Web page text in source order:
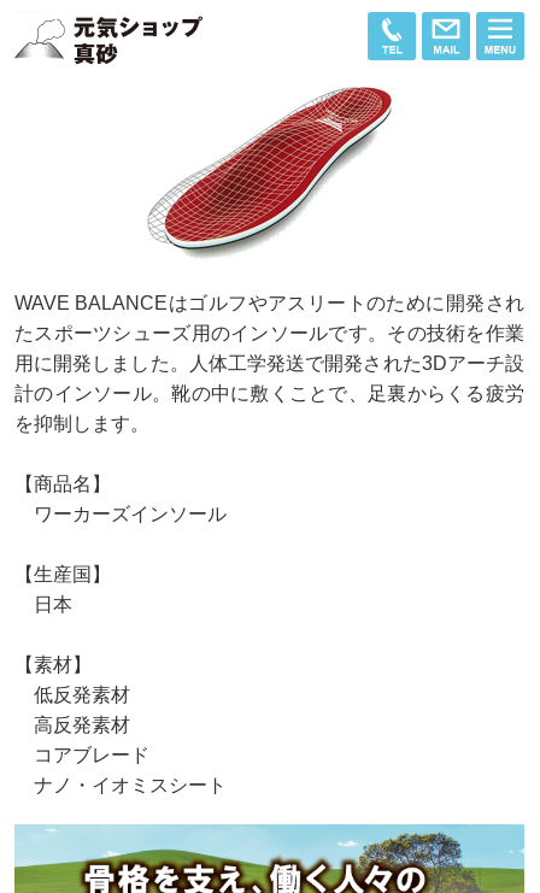
WAVE BALANCEはゴルフやアスリートのために開発され
たスポーツシューズ用のインソールです。その技術を作業
用に開発しました。人体工学発送で開発された3Dアーチ設
計のインソール。靴の中に敷くことで、足裏からくる疲労
を抑制します。
【商品名】
ワーカーズインソール
【生産国】
日本
【素材】
低反発素材
高反発素材
コアブレード
ナノ・イオミスシート